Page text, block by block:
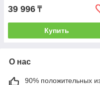
39 996 ₸
Купить
О нас
90% положительных